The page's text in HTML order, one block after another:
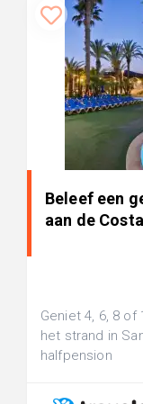
Beleef een
aan de
Geniet 4, 6, 8
het strand in
halfpension